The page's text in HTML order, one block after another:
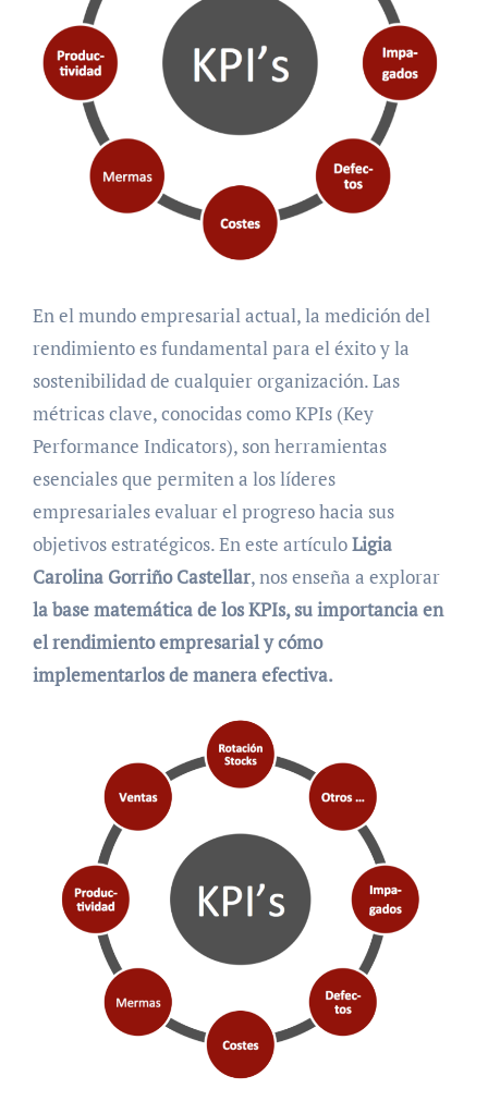
En el mundo empresarial actual, la medición del
rendimiento es fundamental para el éxito y la
sostenibilidad de cualquier organización. Las
métricas clave, conocidas como KPIs (Key
Performance Indicators), son herramientas
esenciales que permiten a los líderes
empresariales evaluar el progreso hacia sus
objetivos estratégicos. En este artículoLigia
Carolina Gorriño Castellar, nos enseña a explorar
la base matemática de los KPIs, su importancia en
el rendimiento empresarial y cómo
implementarlos de manera efectiva.